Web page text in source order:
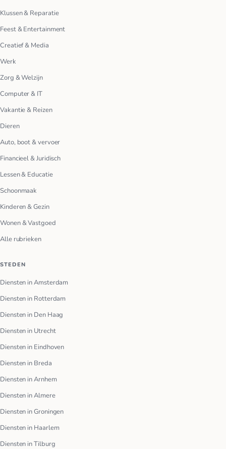
Klussen & Reparatie
Feest & Entertainment
Creatief & Media
Werk
Zorg & Welzijn
Computer & IT
Vakantie & Reizen
Dieren
Auto, boot & vervoer
Financieel & Juridisch
Lessen & Educatie
Schoonmaak
Kinderen & Gezin
Wonen & Vastgoed
Alle rubrieken
STEDEN
Diensten in Amsterdam
Diensten in Rotterdam
Diensten in Den Haag
Diensten in Utrecht
Diensten in Eindhoven
Diensten in Breda
Diensten in Arnhem
Diensten in Almere
Diensten in Groningen
Diensten in Haarlem
Diensten in Tilburg